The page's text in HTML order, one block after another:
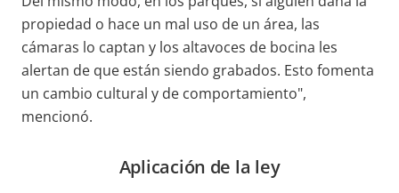
propiedad o hace un mal uso de un área, las
cámaras lo captan y los altavoces de bocina les
alertan de que están siendo grabados. Esto fomenta
un cambio cultural y de comportamiento",
mencionó.
Aplicación de la ley